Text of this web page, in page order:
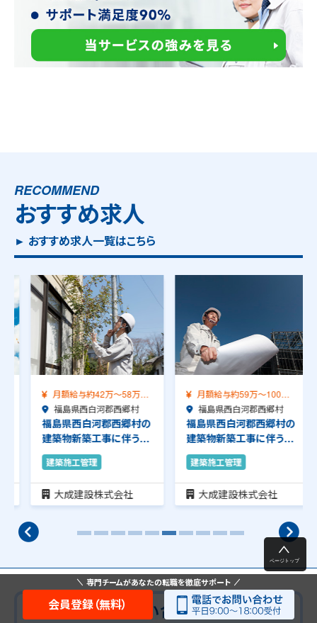
RECOMMEND
おすすめ求人
► おすすめ求人一覧はこちら
月額給与約42万～58万
（前職給与保証）…
福島県西白河郡西郷村
福島県西白河郡西郷村の
建築物新築工事に伴う建
築施工管理のお仕…
建築施工管理
大成建設株式会社
月額給与約59万～100万
（前職給与保証…
福島県西白河郡西郷村
福島県西白河郡西郷村の
建築物新築工事に伴う建
築施工管理のお仕…
建築施工管理
大成建設株式会社
専門チームがあなたの転職を徹底サポート
会員登録（無料）